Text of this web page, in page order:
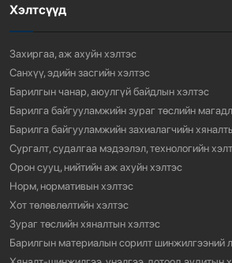
Хэлтсүүд
Захиргаа, аж ахуйн хэлтэс
Санхүү, эдийн засгийн хэлтэс
Барилгын чанар, аюулгүй байдлын хэлтэс
Барилга байгууламжийн зураг төслийн
Барилга байгууламжийн захиалагчийн
Сургалт, судалгаа мэдээлэл, технологийн
Орон сууц, нийтийн аж ахуйн хэлтэс
Норм, нормативын хэлтэс
Хот төлөвлөлтийн хэлтэс
Зураг төслийн хяналтын хэлтэс
Барилгын материалын сорилт шинжилгээний